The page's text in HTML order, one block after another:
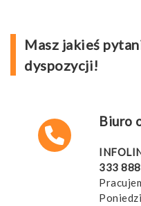
Masz jakieś
dyspozycji!
Biuro
333